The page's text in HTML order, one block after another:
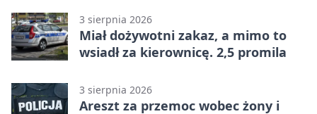
3 sierpnia 2026
Miał dożywotni zakaz, a mimo to
wsiadł za kierownicę. 2,5 promila
3 sierpnia 2026
Areszt za przemoc wobec żony i